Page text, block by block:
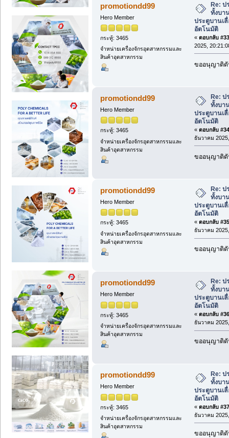
promotiondd99
Hero Member
กระทู้: 3465
จำหน่ายเครื่องจักรอุตสาหกรรมและ
สินค้าอุตสาหกรรม
Re: ป
ทั้งบา
ประตูบานเ
อัตโนมัติ
« ตอบกลับ
2025,
ขออนุญาติ
promotiondd99
Hero Member
กระทู้: 3465
จำหน่ายเครื่องจักรอุตสาหกรรมและ
สินค้าอุตสาหกรรม
Re: ป
ทั้งบา
ประตูบานเ
อัตโนมัติ
« ตอบกลับ
ธันวาคม
ขออนุญาติ
promotiondd99
Hero Member
กระทู้: 3465
จำหน่ายเครื่องจักรอุตสาหกรรมและ
สินค้าอุตสาหกรรม
Re: ป
ทั้งบา
ประตูบานเ
อัตโนมัติ
« ตอบกลับ
ธันวาคม
ขออนุญาติ
promotiondd99
Hero Member
กระทู้: 3465
จำหน่ายเครื่องจักรอุตสาหกรรมและ
สินค้าอุตสาหกรรม
Re: ป
ทั้งบา
ประตูบานเ
อัตโนมัติ
« ตอบกลับ
ธันวาคม
ขออนุญาติ
promotiondd99
Hero Member
กระทู้: 3465
จำหน่ายเครื่องจักรอุตสาหกรรมและ
สินค้าอุตสาหกรรม
Re: ป
ทั้งบา
ประตูบานเ
อัตโนมัติ
« ตอบกลับ
ธันวาคม
ขออนุญาติ